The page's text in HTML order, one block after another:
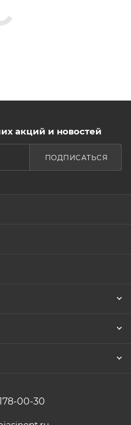
акций и новостей
ПОДПИСАТЬСЯ
00-30